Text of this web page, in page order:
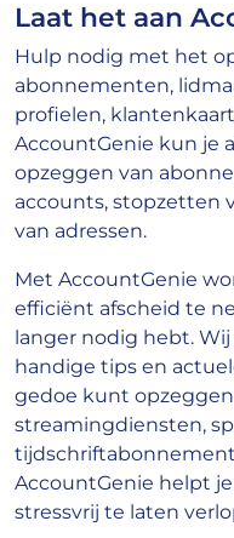
Laat het aan
Hulp nodig met het
abonnementen,
profielen,
AccountGenie kun je
opzeggen van
accounts, stopzetten
van adressen.
Met AccountGenie
efficiënt afscheid te
langer nodig hebt.
handige tips en
gedoe kunt
streamingdiensten,
AccountGenie helpt
stressvrij te laten